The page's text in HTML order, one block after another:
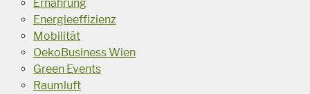
Ernährung
Energieeffizienz
Mobilität
OekoBusiness Wien
Green Events
Raumluft